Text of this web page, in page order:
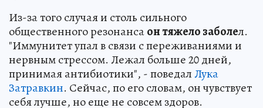
Из-за того случая и столь сильного
общественного резонансаон тяжело заболел.
"Иммунитет упал в связи с переживаниями и
нервным стрессом. Лежал больше 20 дней,
принимая антибиотики", - поведалЛука
Затравкин. Сейчас, по его словам, он чувствует
себя лучше, но еще не совсем здоров.